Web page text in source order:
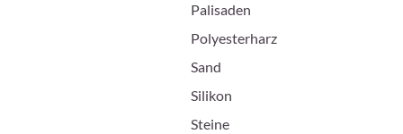
Palisaden
Polyesterharz
Sand
Silikon
Steine